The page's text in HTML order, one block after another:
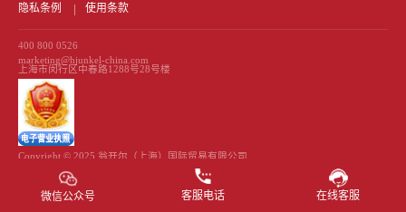
隐私条例 使用条款
400 800 0526
marketing@hjunkel-china.com
上海市闵行区中春路1288号28号楼
Copyright © 2025 翁开尔（上海）国际贸易有限公司
All Rights Reserved 备案号
沪ICP备13039972号-1
微信公众号 客服电话 在线客服